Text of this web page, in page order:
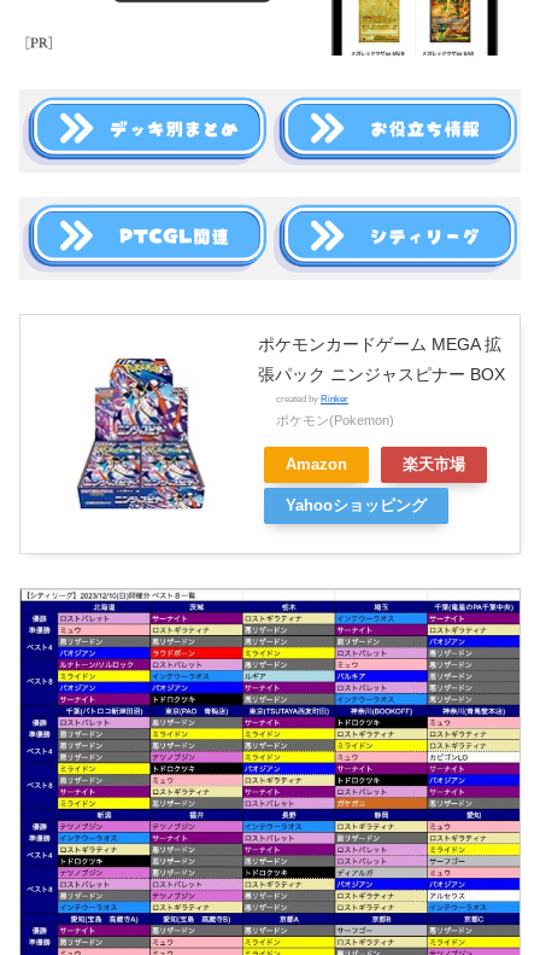
ポケモンカードゲーム MEGA 拡
張パック ニンジャスピナー BOX
created by Rinker
ポケモン(Pokemon)
Amazon 楽天市場
Yahooショッピング